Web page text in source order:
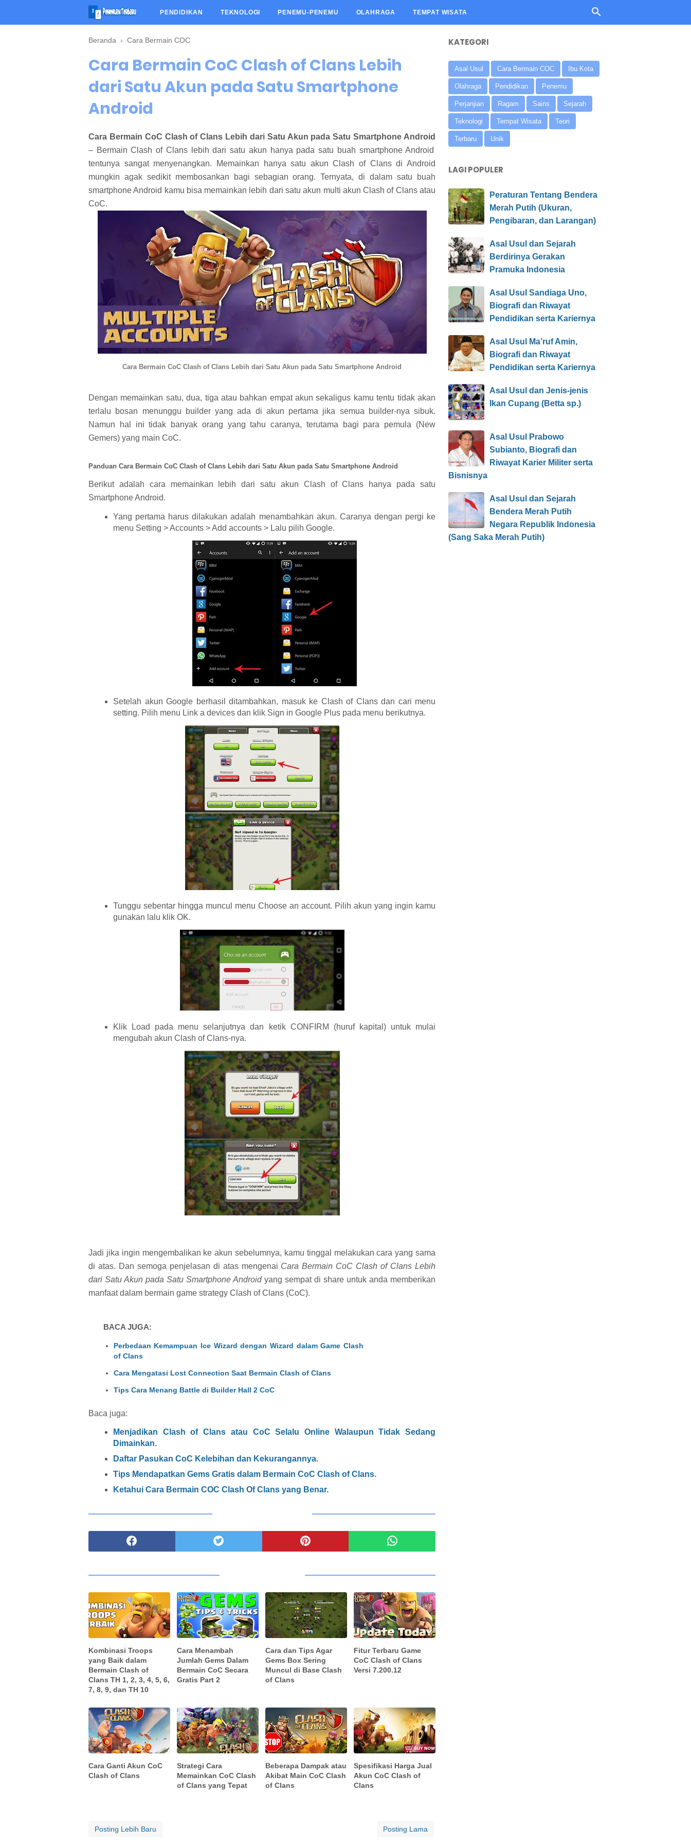
PENDIDIKAN TEKNOLOGI PENEMU-PENEMU OLAHRAGA TEMPAT WISATA
Beranda › Cara Bermain COC
Cara Bermain CoC Clash of Clans Lebih
dari Satu Akun pada Satu Smartphone
Android
Cara Bermain CoC Clash of Clans Lebih dari Satu Akun pada Satu Smartphone Android
– Bermain Clash of Clans lebih dari satu akun hanya pada satu buah smartphone Android
tentunya sangat menyenangkan. Memainkan hanya satu akun Clash of Clans di Android
mungkin agak sedikit membosankan bagi sebagian orang. Ternyata, di dalam satu buah
smartphone Android kamu bisa memainkan lebih dari satu akun multi akun Clash of Clans atau
CoC.
Cara Bermain CoC Clash of Clans Lebih dari Satu Akun pada Satu Smartphone Android
Dengan memainkan satu, dua, tiga atau bahkan empat akun sekaligus kamu tentu tidak akan
terlalu bosan menunggu builder yang ada di akun pertama jika semua builder-nya sibuk.
Namun hal ini tidak banyak orang yang tahu caranya, terutama bagi para pemula (New
Gemers) yang main CoC.
Panduan Cara Bermain CoC Clash of Clans Lebih dari Satu Akun pada Satu Smartphone Android
Berikut adalah cara memainkan lebih dari satu akun Clash of Clans hanya pada satu
Smartphone Android.
Yang pertama harus dilakukan adalah menambahkan akun. Caranya dengan pergi ke
menu Setting > Accounts > Add accounts > Lalu pilih Google.
Setelah akun Google berhasil ditambahkan, masuk ke Clash of Clans dan cari menu
setting. Pilih menu Link a devices dan klik Sign in Google Plus pada menu berikutnya.
Tunggu sebentar hingga muncul menu Choose an account. Pilih akun yang ingin kamu
gunakan lalu klik OK.
Klik Load pada menu selanjutnya dan ketik CONFIRM (huruf kapital) untuk mulai
mengubah akun Clash of Clans-nya.
Jadi jika ingin mengembalikan ke akun sebelumnya, kamu tinggal melakukan cara yang sama
di atas. Dan semoga penjelasan di atas mengenai Cara Bermain CoC Clash of Clans Lebih
dari Satu Akun pada Satu Smartphone Androidyang sempat di share untuk anda memberikan
manfaat dalam bermain game strategy Clash of Clans (CoC).
BACA JUGA:
Perbedaan Kemampuan Ice Wizard dengan Wizard dalam Game Clash
of Clans
Cara Mengatasi Lost Connection Saat Bermain Clash of Clans
Tips Cara Menang Battle di Builder Hall 2 CoC
Baca juga:
Menjadikan Clash of Clans atau CoC Selalu Online Walaupun Tidak Sedang
Dimainkan.
Daftar Pasukan CoC Kelebihan dan Kekurangannya.
Tips Mendapatkan Gems Gratis dalam Bermain CoC Clash of Clans.
Ketahui Cara Bermain COC Clash Of Clans yang Benar.
Kombinasi Troops
yang Baik dalam
Bermain Clash of
Clans TH 1, 2, 3, 4, 5, 6,
7, 8, 9, dan TH 10
Cara Menambah
Jumlah Gems Dalam
Bermain CoC Secara
Gratis Part 2
Cara dan Tips Agar
Gems Box Sering
Muncul di Base Clash
of Clans
Fitur Terbaru Game
CoC Clash of Clans
Versi 7.200.12
Cara Ganti Akun CoC
Clash of Clans
Strategi Cara
Memainkan CoC Clash
of Clans yang Tepat
Beberapa Dampak atau
Akibat Main CoC Clash
of Clans
Spesifikasi Harga Jual
Akun CoC Clash of
Clans
Posting Lebih Baru Posting Lama
KATEGORI
Asal Usul Cara Bermain COC Ibu Kota
Olahraga Pendidikan Penemu
Perjanjian Ragam Sains Sejarah
Teknologi Tempat Wisata Teori
Terbaru Unik
LAGI POPULER
Peraturan Tentang Bendera
Merah Putih (Ukuran,
Pengibaran, dan Larangan)
Asal Usul dan Sejarah
Berdirinya Gerakan
Pramuka Indonesia
Asal Usul Sandiaga Uno,
Biografi dan Riwayat
Pendidikan serta Kariernya
Asal Usul Ma’ruf Amin,
Biografi dan Riwayat
Pendidikan serta Kariernya
Asal Usul dan Jenis-jenis
Ikan Cupang (Betta sp.)
Asal Usul Prabowo
Subianto, Biografi dan
Riwayat Karier Militer serta
Bisnisnya
Asal Usul dan Sejarah
Bendera Merah Putih
Negara Republik Indonesia
(Sang Saka Merah Putih)